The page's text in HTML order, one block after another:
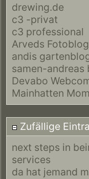
drewing.de
c3 -privat
c3 professional
Arveds Fotoblog
andis
samen-andreas
Devabo
Mainhatten
Zufällige
next steps in
services
da hat jemand